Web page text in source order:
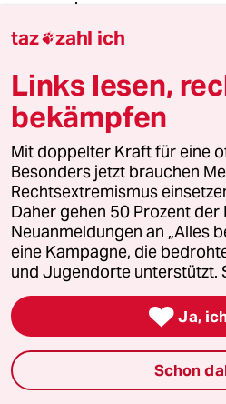
und daher keine
Sanierung in 7
Sie hat gegen
Ihr Gutes Recht in
O Opossum
30.03.2023, 10:34
@DiMa:
Ich kenne viele
Geld und die
Heizung schon
Aber viele waren
habe in den
Glauben gehabt
so weitergeht
taz zahl ich
Links lesen,
bekämpfen
Mit doppelter Kraft für eine
Besonders jetzt brauchen
Rechtsextremismus
Daher gehen 50 Prozent der
Neuanmeldungen an „Alles
eine Kampagne, die
und Jugendorte unterstützt.
 Ja,
Schon